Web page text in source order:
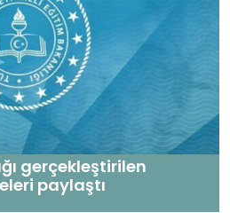
gerçekleştirilen
paylaştı